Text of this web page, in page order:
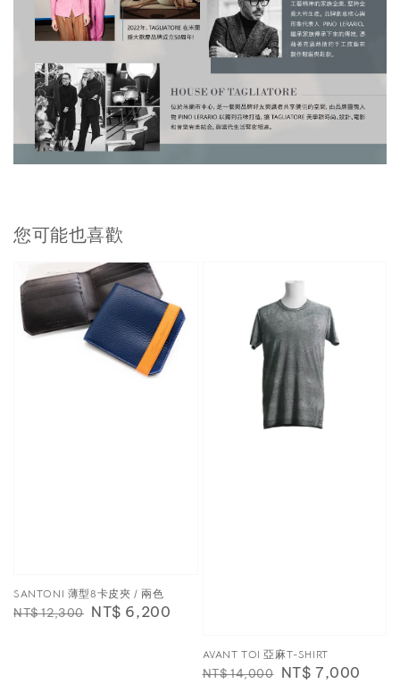
您可能也喜歡
SANTONI 薄型8卡皮夾 / 兩色
Regular
NT$ 12,300 Sale
NT$ 6,200
AVANT TOI 亞麻T-SHIRT
Regular
NT$ 14,000 Sale
NT$ 7,000